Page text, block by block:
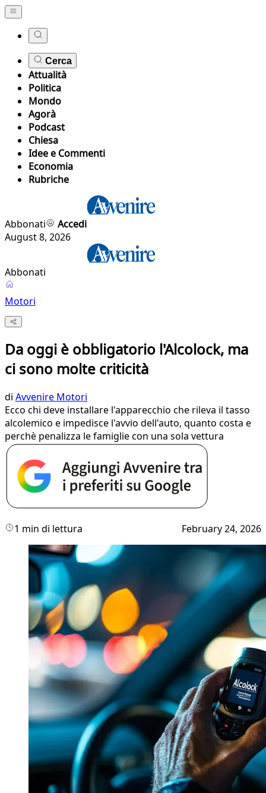
Cerca
Attualità
Politica
Mondo
Agorà
Podcast
Chiesa
Idee e Commenti
Economia
Rubriche
Abbonati
Accedi
August 8, 2026
Abbonati
Motori
Da oggi è obbligatorio l'Alcolock, ma
ci sono molte criticità
di Avvenire Motori
Ecco chi deve installare l'apparecchio che rileva il tasso
alcolemico e impedisce l'avvio dell'auto, quanto costa e
perchè penalizza le famiglie con una sola vettura
1 min di lettura February 24, 2026